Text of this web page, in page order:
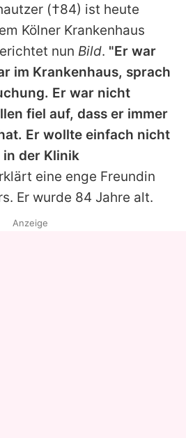
verwalten
(†84) ist heute
Kölner Krankenhaus
nun Bild. "Er war
im Krankenhaus, sprach
Er war nicht
fiel auf, dass er immer
Er wollte einfach nicht
der Klinik
eine enge Freundin
Er wurde 84 Jahre alt.
Anzeige